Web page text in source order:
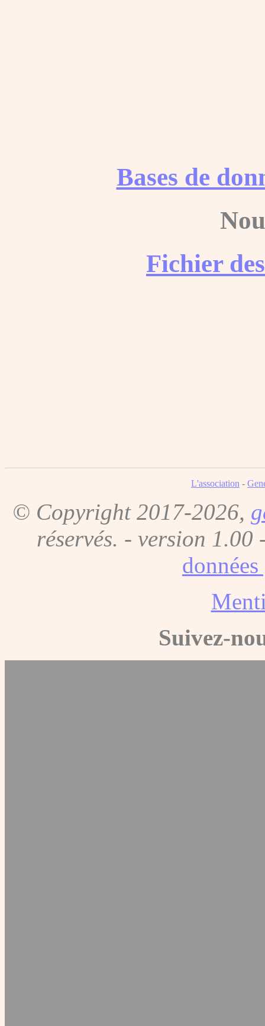
Bases de
Fichier
L'association -
© Copyright 2017-2026,
réservés. - version 1.00
Suivez-